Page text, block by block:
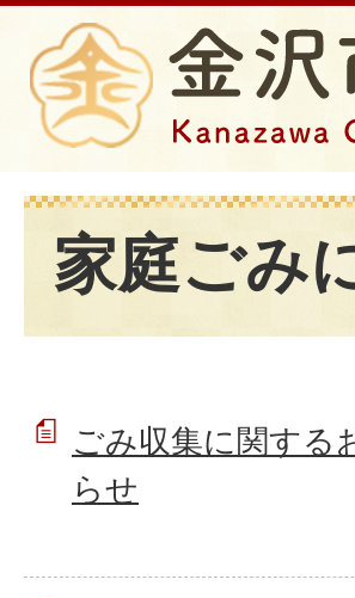
家庭ごみ
ごみ収集に関する
らせ